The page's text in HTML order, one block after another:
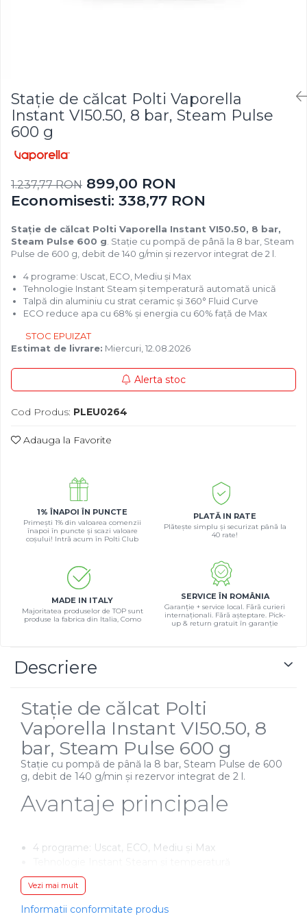
Stație de călcat Polti Vaporella
Instant VI50.50, 8 bar, Steam Pulse
600 g
1.237,77 RON 899,00 RON
Economisesti: 338,77 RON
Stație de călcat Polti Vaporella Instant VI50.50, 8 bar,
Steam Pulse 600 g . Stație cu pompă de până la 8 bar, Steam
Pulse de 600 g, debit de 140 g/min și rezervor integrat de 2 l.
4 programe: Uscat, ECO, Mediu și Max
Tehnologie Instant Steam și temperatură automată unică
Talpă din aluminiu cu strat ceramic și 360° Fluid Curve
ECO reduce apa cu 68% și energia cu 60% față de Max
STOC EPUIZAT
Estimat de livrare: Miercuri, 12.08.2026
Alerta stoc
Cod Produs: PLEU0264
Adauga la Favorite
1% ÎNAPOI ÎN PUNCTE
Primești 1% din valoarea comenzii
înapoi în puncte și scazi valoare
coșului! Intră acum în Polti Club
PLATĂ IN RATE
Plătește simplu și securizat până la
40 rate!
MADE IN ITALY
Majoritatea produselor de TOP sunt
produse la fabrica din Italia, Como
SERVICE ÎN ROMÂNIA
Garanție + service local. Fără curieri
internaționali. Fără așteptare. Pick-
up & return gratuit în garanție
Descriere
Stație de călcat Polti
Vaporella Instant VI50.50, 8
bar, Steam Pulse 600 g
Stație cu pompă de până la 8 bar, Steam Pulse de 600
g, debit de 140 g/min și rezervor integrat de 2 l.
Avantaje principale
4 programe: Uscat, ECO, Mediu și Max
automată unică
Talpă din aluminiu cu strat ceramic și 360° Fluid
ECO reduce apa cu 68% și energia cu 60% față de
Vezi mai mult
Informatii conformitate produs